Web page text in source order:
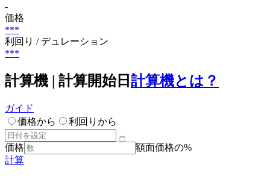
-
価格
***
利回り / デュレーション
***
計算機 | 計算開始日 計算機とは？
ガイド
価格から
利回りから
価格
額面価格の%
計算